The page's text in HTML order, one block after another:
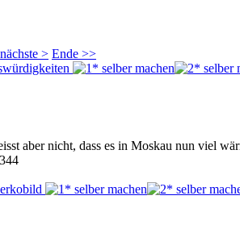
nächste > Ende >>
aber nicht, dass es in Moskau nun viel